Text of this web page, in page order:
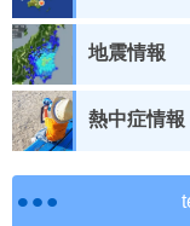
地震情報
熱中症情報